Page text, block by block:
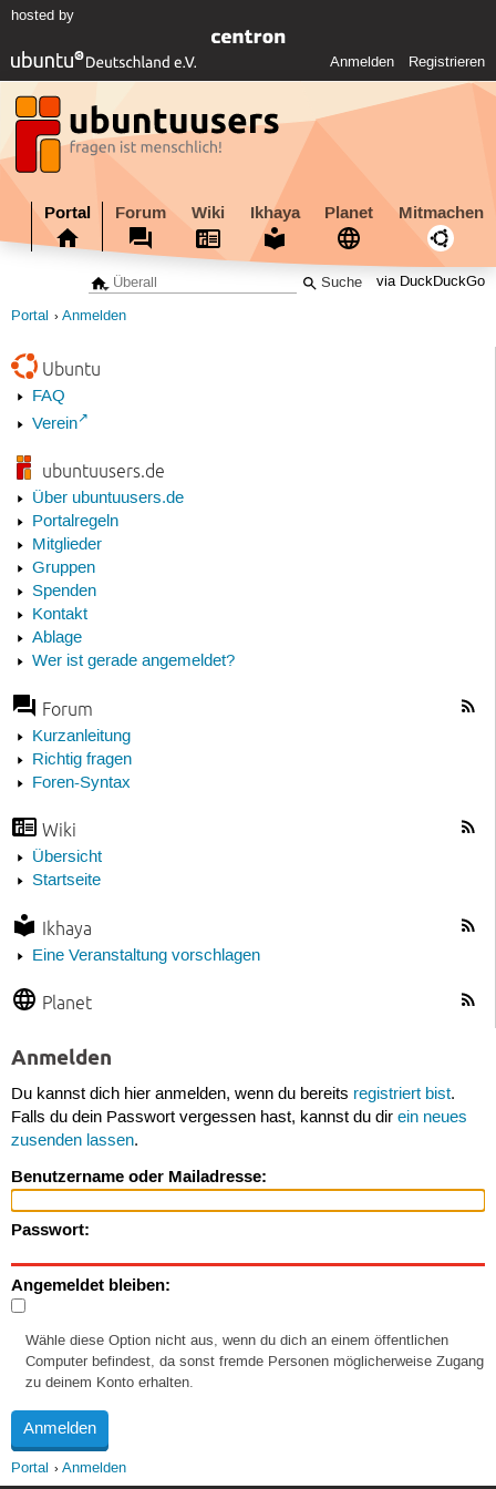
hosted by
Anmelden Registrieren
Portal Forum Wiki Ikhaya Planet Mitmachen
via DuckDuckGo
Portal Anmelden
Ubuntu
FAQ
Verein
ubuntuusers.de
Über ubuntuusers.de
Portalregeln
Mitglieder
Gruppen
Spenden
Kontakt
Ablage
Wer ist gerade angemeldet?
Forum
Kurzanleitung
Richtig fragen
Foren-Syntax
Wiki
Übersicht
Startseite
Ikhaya
Eine Veranstaltung vorschlagen
Planet
Anmelden
Du kannst dich hier anmelden, wenn du bereits registriert bist.
Falls du dein Passwort vergessen hast, kannst du dir ein neues
zusenden lassen.
Benutzername oder Mailadresse:
Passwort:
Angemeldet bleiben:
Wähle diese Option nicht aus, wenn du dich an einem öffentlichen
Computer befindest, da sonst fremde Personen möglicherweise Zugang
zu deinem Konto erhalten.
Portal Anmelden